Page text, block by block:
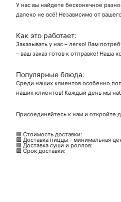
У нас вы найдете бесконечное
далеко не всё! Независимо от
Как это работает:
Заказывать у нас – легко! Вам
– ваш заказ готов к отправке! Наша
Популярные блюда:
Среди наших клиентов особенно
наших клиентов! Каждый день мы
Присоединяйтесь к нам и откройте
🟥 Стоимость доставки:
🟥 Доставка пиццы - минимальная
🟥 Доставка суши и роллов:
🟥 Срок доставки: